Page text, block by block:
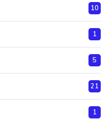
10
1
5
21
1